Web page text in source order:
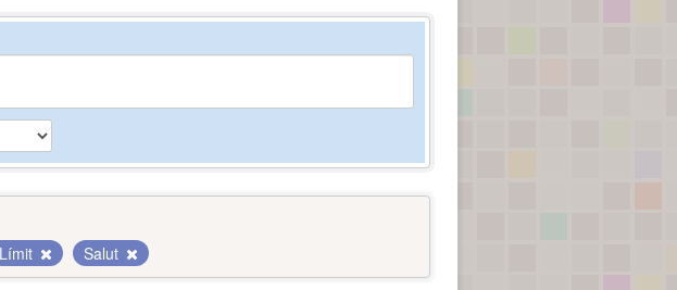
Límit Salut